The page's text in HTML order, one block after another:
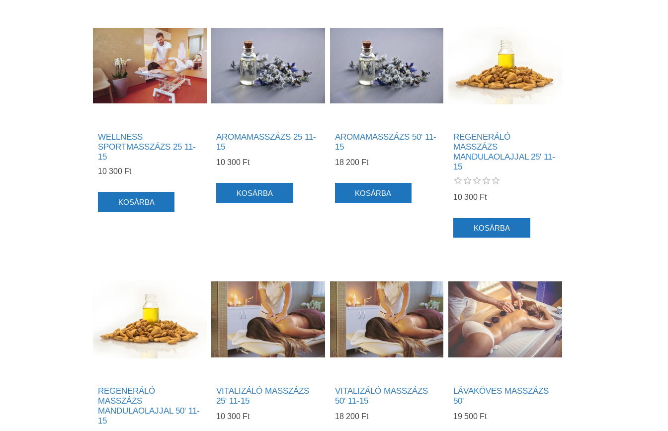
WELLNESS
SPORTMASSZÁZS 25 11-
15
10 300 Ft
AROMAMASSZÁZS 25 11-
15
10 300 Ft
AROMAMASSZÁZS 50' 11-
15
18 200 Ft
REGENERÁLÓ
MASSZÁZS
MANDULAOLAJJAL 25' 11-
15
10 300 Ft
REGENERÁLÓ
MASSZÁZS
MANDULAOLAJJAL 50' 11-
15
VITALIZÁLÓ MASSZÁZS
25' 11-15
10 300 Ft
VITALIZÁLÓ MASSZÁZS
50' 11-15
18 200 Ft
LÁVAKÖVES MASSZÁZS
50'
19 500 Ft